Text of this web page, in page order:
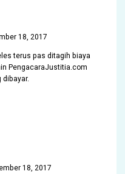
18, 2017
terus pas ditagih biaya
PengacaraJustitia.com
18, 2017